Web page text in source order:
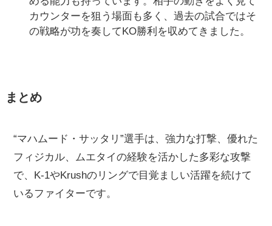
カウンターを狙う場面も多く、過去の試合ではそ
の戦略が功を奏してKO勝利を収めてきました。
まとめ
“マハムード・サッタリ”選手は、強力な打撃、優れた
フィジカル、ムエタイの経験を活かした多彩な攻撃
で、K-1やKrushのリングで目覚ましい活躍を続けて
いるファイターです。